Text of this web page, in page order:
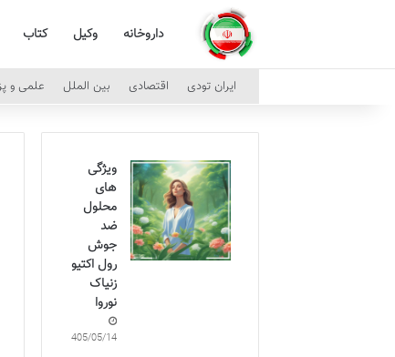
داروخانه وکیل کتاب
ایران تودی اقتصادی بین الملل علمی و
ویژگی
های
محلول
ضد
جوش
رول اکتیو
زنیاک
نوروا
1405/05/14